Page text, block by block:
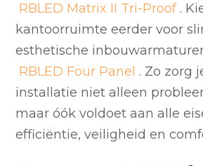
RBLED Matrix II Tri-Proof .
kantoorruimte eerder voor
esthetische
RBLED Four Panel . Zo zorg
installatie niet alleen
maar óók voldoet aan alle
efficiëntie, veiligheid en